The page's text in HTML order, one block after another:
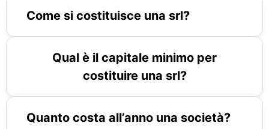
Come si costituisce una srl?
Qual è il capitale minimo per
costituire una srl?
Quanto costa all’anno una società?